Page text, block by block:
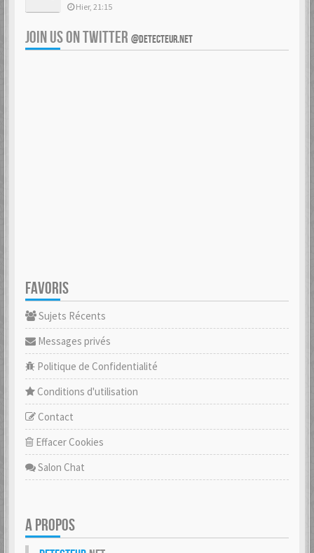
Hier, 21:15
JOIN US ON TWITTER @DETECTEUR.NET
FAVORIS
Sujets Récents
Messages privés
Politique de Confidentialité
Conditions d'utilisation
Contact
Effacer Cookies
Salon Chat
A PROPOS